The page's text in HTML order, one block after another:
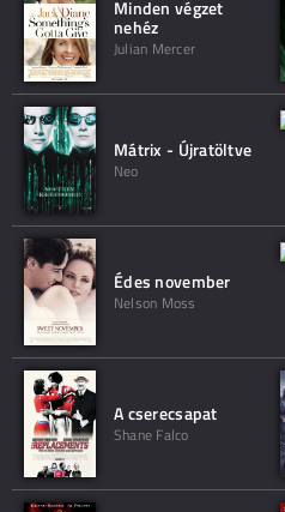
Minden végzet
nehéz
Julian Mercer
Mátrix - Újratöltve
Neo
Édes november
Nelson Moss
A cserecsapat
Shane Falco